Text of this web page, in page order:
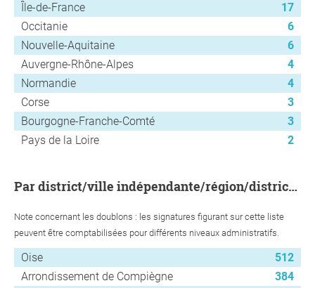
Île-de-France
17
Occitanie
6
Nouvelle-Aquitaine
6
Auvergne-Rhône-Alpes
4
Normandie
4
Corse
3
Bourgogne-Franche-Comté
3
Pays de la Loire
2
par district/ville indépendante/région/district urbain
Note concernant les doublons : les signatures figurant sur cette liste
peuvent être comptabilisées pour différents niveaux administratifs.
Oise
512
Arrondissement de Compiègne
384